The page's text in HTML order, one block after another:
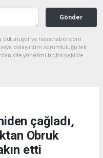
Gönder
bulunuyor ve hasathaber.com
dolaylı tüm sorumluluğu tek
site yönetimi hiçbir şekilde
çağladı,
Obruk
etti